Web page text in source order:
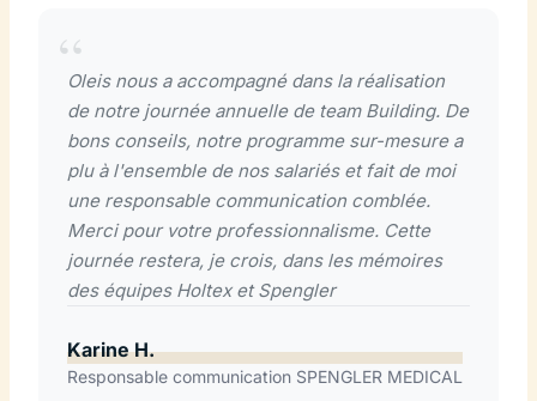
Oleis nous a accompagné dans la réalisation
de notre journée annuelle de team Building. De
bons conseils, notre programme sur-mesure a
plu à l'ensemble de nos salariés et fait de moi
une responsable communication comblée.
Merci pour votre professionnalisme. Cette
journée restera, je crois, dans les mémoires
des équipes Holtex et Spengler
Karine H.
Responsable communication SPENGLER MEDICAL